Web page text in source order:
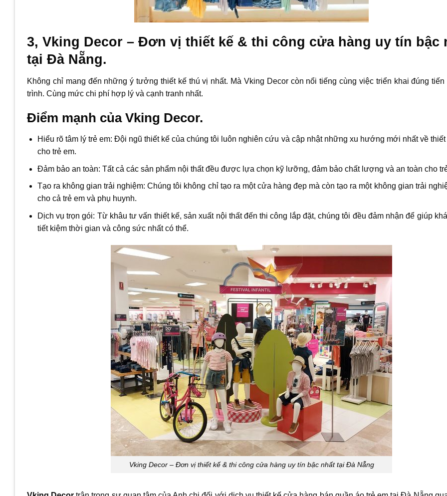
3, Vking Decor – Đơn vị thiết kế & thi công cửa hàng uy tín bậc
tại Đà Nẵng.
Không chỉ mang đến những ý tưởng thiết kế thú vị nhất. Mà Vking Decor còn nổi tiếng cùng việc triển khai đúng tiến
trình. Cùng mức chi phí hợp lý và cạnh tranh nhất.
Điểm mạnh của Vking Decor.
Hiểu rõ tâm lý trẻ em: Đội ngũ thiết kế của chúng tôi luôn nghiên cứu và cập nhật những xu hướng mới nhất về
cho trẻ em.
Đảm bảo an toàn: Tất cả các sản phẩm nội thất đều được lựa chọn kỹ lưỡng, đảm bảo chất lượng và an toàn cho
Tạo ra không gian trải nghiệm: Chúng tôi không chỉ tạo ra một cửa hàng đẹp mà còn tạo ra một không gian trải
cho cả trẻ em và phụ huynh.
Dịch vụ trọn gói: Từ khâu tư vấn thiết kế, sản xuất nội thất đến thi công lắp đặt, chúng tôi đều đảm nhận để giúp
tiết kiệm thời gian và công sức nhất có thể.
Vking Decor – Đơn vị thiết kế & thi công cửa hàng uy tín bậc nhất tại Đà Nẵng